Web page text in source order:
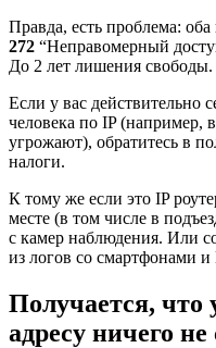
Правда, есть проблема:
272 “Неправомерный
До 2 лет лишения свободы.
Если у вас действительно
человека по IP (например,
угрожают), обратитесь в
налоги.
К тому же если это IP
месте (в том числе в
с камер наблюдения. Или
из логов со смартфонами
Получается, что
адресу ничего не